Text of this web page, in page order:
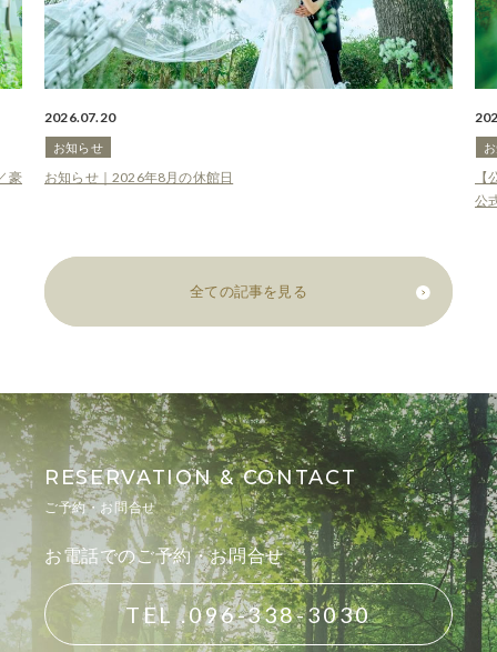
2026.08.01
お知らせ
【公式ホームページからの予約が1番お得！】期間限定特典有り★
全ての記事を見る
RESERVATION & CONTACT
ご予約・お問合せ
お電話でのご予約・お問合せ
TEL .096-338-3030